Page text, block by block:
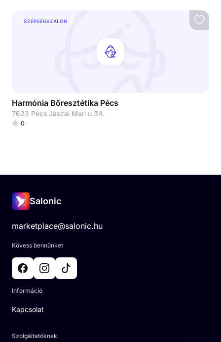
SZÉPSÉGSZALON
Harmónia Bőresztétika Pécs
7623 Pécs Jászai Mari u.34.
0
Salonic
marketplace@salonic.hu
Kövess bennünket
Információ
Kapcsolat
Szolgáltatóknak